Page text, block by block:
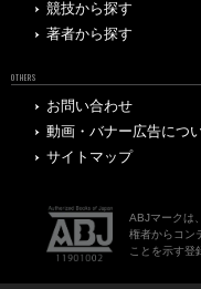
競技から探す
著者から探す
OTHERS
お問い合わせ
動画・バナー広告につ
サイトマップ
ABJマークは
権者からコン
ことを示す登